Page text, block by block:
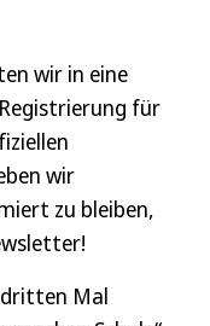
wir in eine
für
wir
zu bleiben,
Mal